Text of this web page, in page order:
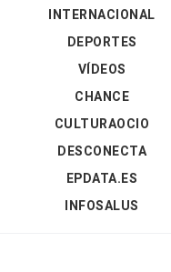
INTERNACIONAL
DEPORTES
VÍDEOS
CHANCE
CULTURAOCIO
DESCONECTA
EPDATA.ES
INFOSALUS